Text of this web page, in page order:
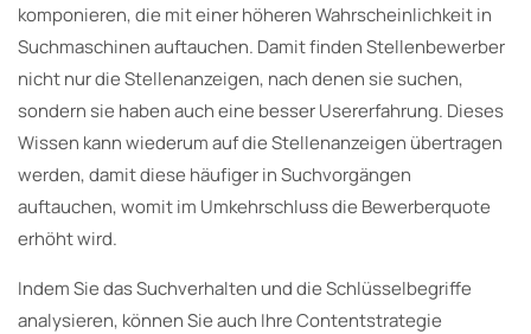
komponieren, die mit einer höheren Wahrscheinlichkeit in
Suchmaschinen auftauchen. Damit finden Stellenbewerber
nicht nur die Stellenanzeigen, nach denen sie suchen,
sondern sie haben auch eine besser Usererfahrung. Dieses
Wissen kann wiederum auf die Stellenanzeigen übertragen
werden, damit diese häufiger in Suchvorgängen
auftauchen, womit im Umkehrschluss die Bewerberquote
erhöht wird.
Indem Sie das Suchverhalten und die Schlüsselbegriffe
analysieren, können Sie auch Ihre Contentstrategie